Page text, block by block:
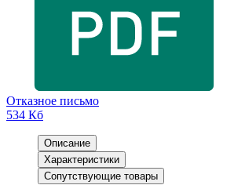
Отказное письмо
534 Кб
Описание
Характеристики
Сопутствующие товары